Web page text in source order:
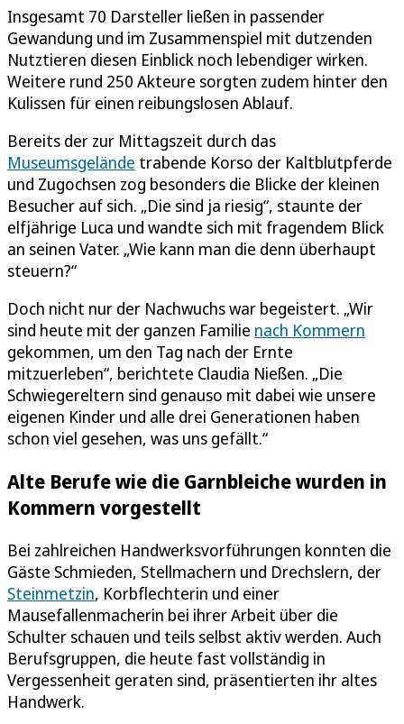
Insgesamt 70 Darsteller ließen in passender
Gewandung und im Zusammenspiel mit dutzenden
Nutztieren diesen Einblick noch lebendiger wirken.
Weitere rund 250 Akteure sorgten zudem hinter den
Kulissen für einen reibungslosen Ablauf.
Bereits der zur Mittagszeit durch das
Museumsgelände trabende Korso der Kaltblutpferde
und Zugochsen zog besonders die Blicke der kleinen
Besucher auf sich. „Die sind ja riesig“, staunte der
elfjährige Luca und wandte sich mit fragendem Blick
an seinen Vater. „Wie kann man die denn überhaupt
steuern?“
Doch nicht nur der Nachwuchs war begeistert. „Wir
sind heute mit der ganzen Familie nach Kommern
gekommen, um den Tag nach der Ernte
mitzuerleben“, berichtete Claudia Nießen. „Die
Schwiegereltern sind genauso mit dabei wie unsere
eigenen Kinder und alle drei Generationen haben
schon viel gesehen, was uns gefällt.“
Alte Berufe wie die Garnbleiche wurden in
Kommern vorgestellt
Bei zahlreichen Handwerksvorführungen konnten die
Gäste Schmieden, Stellmachern und Drechslern, der
Steinmetzin, Korbflechterin und einer
Mausefallenmacherin bei ihrer Arbeit über die
Schulter schauen und teils selbst aktiv werden. Auch
Berufsgruppen, die heute fast vollständig in
Vergessenheit geraten sind, präsentierten ihr altes
Handwerk.